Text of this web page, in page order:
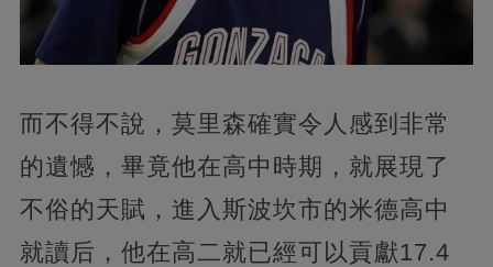
而不得不說，莫里森確實令人感到非常
的遺憾，畢竟他在高中時期，就展現了
不俗的天賦，進入斯波坎市的米德高中
就讀后，他在高二就已經可以貢獻17.4